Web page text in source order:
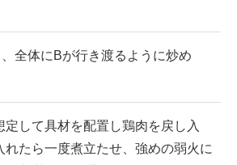
全体にBが行き渡るように炒め
定して具材を配置し鶏肉を戻し入
れたら一度煮立たせ、強めの弱火に